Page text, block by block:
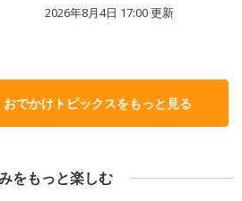
2026年8月4日 17:00更新
でかけトピックスをもっと見る
をもっと楽しむ